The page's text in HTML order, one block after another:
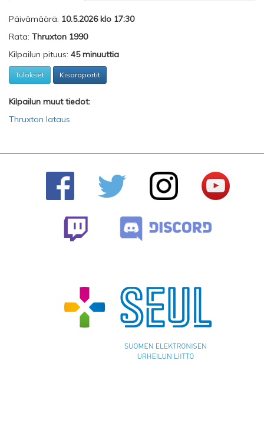
Päivämäärä: 10.5.2026 klo 17:30
Rata: Thruxton 1990
Kilpailun pituus: 45 minuuttia
Tulokset Kisaraportit
Kilpailun muut tiedot:
Thruxton lataus